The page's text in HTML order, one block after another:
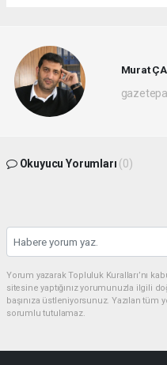
Murat
Okuyucu Yorumları (0)
Yorum yazarak Topluluk Kuralları’nı
sitesine yaptığınız yorumunuzla ilgili
başınıza üstleniyorsunuz. Yazılan
sorumlu tutulamaz.